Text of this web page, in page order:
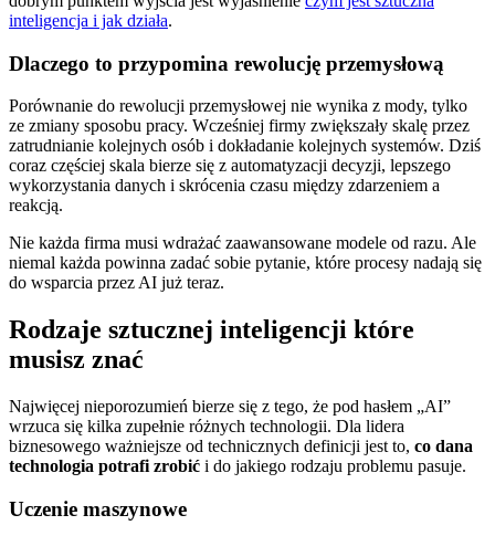
inteligencja i jak działa.
Dlaczego to przypomina rewolucję przemysłową
Porównanie do rewolucji przemysłowej nie wynika z mody, tylko
ze zmiany sposobu pracy. Wcześniej firmy zwiększały skalę przez
zatrudnianie kolejnych osób i dokładanie kolejnych systemów. Dziś
coraz częściej skala bierze się z automatyzacji decyzji, lepszego
wykorzystania danych i skrócenia czasu między zdarzeniem a
reakcją.
Nie każda firma musi wdrażać zaawansowane modele od razu. Ale
niemal każda powinna zadać sobie pytanie, które procesy nadają się
do wsparcia przez AI już teraz.
Rodzaje sztucznej inteligencji które
musisz znać
Najwięcej nieporozumień bierze się z tego, że pod hasłem „AI”
wrzuca się kilka zupełnie różnych technologii. Dla lidera
biznesowego ważniejsze od technicznych definicji jest to, co dana
technologia potrafi zrobić i do jakiego rodzaju problemu pasuje.
Uczenie maszynowe